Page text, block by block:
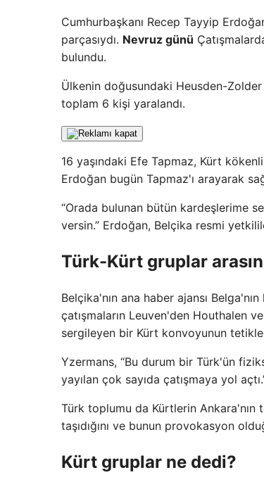
Cumhurbaşkanı Recep Tayyip
parçasıydı. Nevruz günü
bulundu.
Ülkenin doğusundaki Heusden-
toplam 6 kişi yaralandı.
16 yaşındaki Efe Tapmaz, Kürt
Erdoğan bugün Tapmaz'ı arayarak
“Orada bulunan bütün kardeşlerime
versin.” Erdoğan, Belçika resmi
Türk-Kürt gruplar
Belçika'nın ana haber ajansı
çatışmaların Leuven'den Houthalen
sergileyen bir Kürt konvoyunun
Yzermans, “Bu durum bir Türk'ün
yayılan çok sayıda çatışmaya yol
Türk toplumu da Kürtlerin Ankara'nın
taşıdığını ve bunun provokasyon
Kürt gruplar ne dedi?